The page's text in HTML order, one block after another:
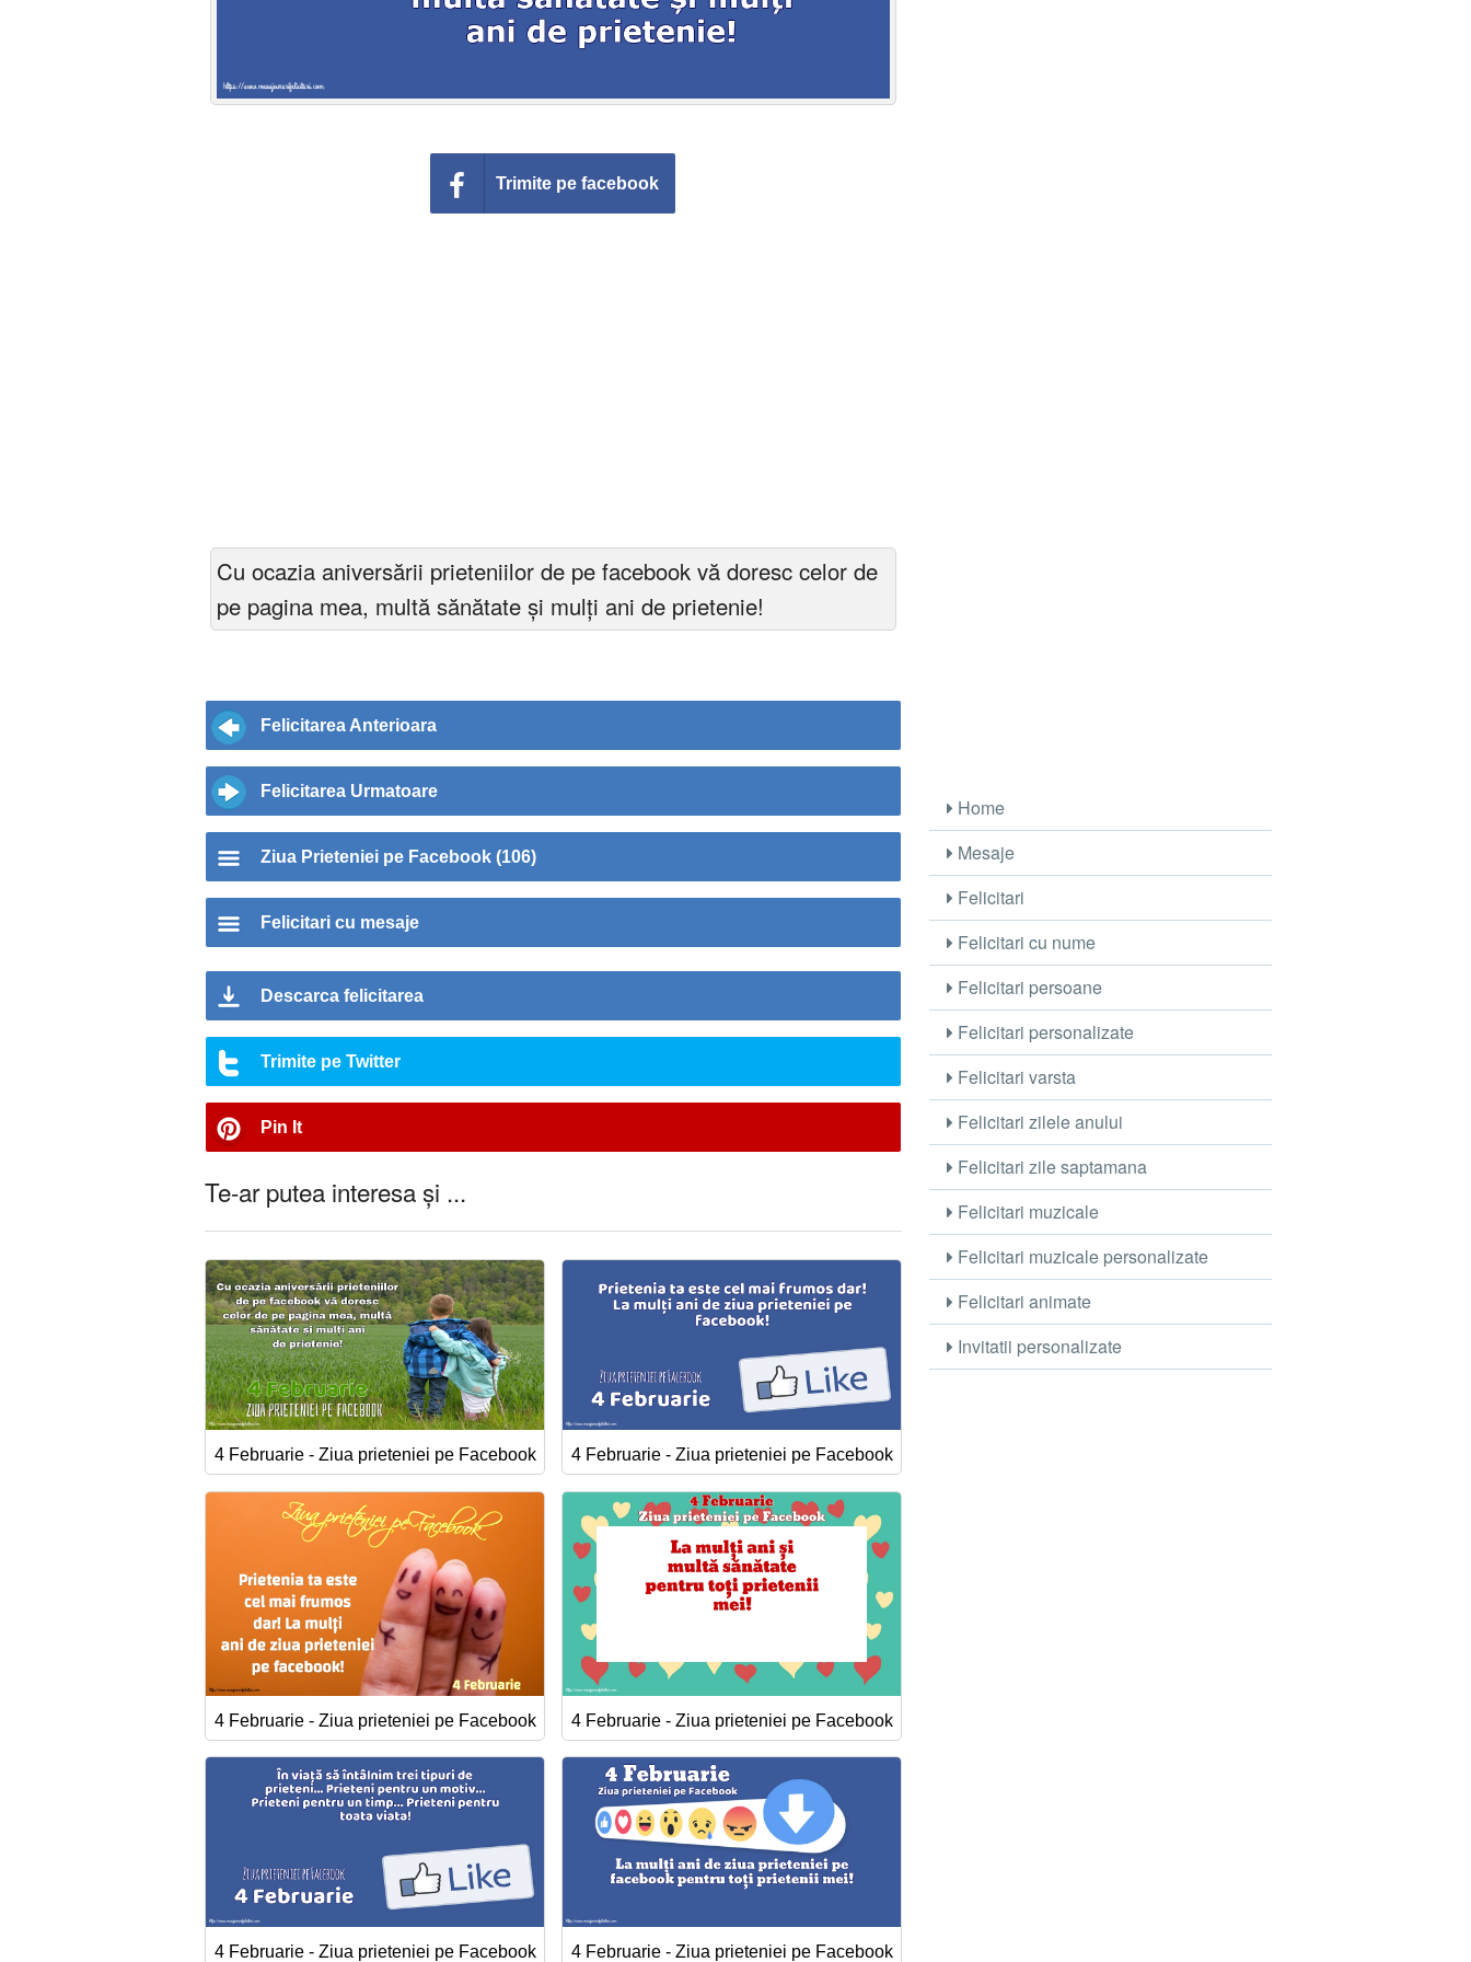
Trimite pe facebook
Cu ocazia aniversării prieteniilor de pe facebook vă doresc celor de
pe pagina mea, multă sănătate și mulți ani de prietenie!
Felicitarea Anterioara
Felicitarea Urmatoare
Ziua Prieteniei pe Facebook (106)
Felicitari cu mesaje
Descarca felicitarea
Trimite pe Twitter
Pin It
Te-ar putea interesa și ...
4 Februarie - Ziua prieteniei pe Facebook 4 Februarie - Ziua prieteniei pe Facebook
4 Februarie - Ziua prieteniei pe Facebook 4 Februarie - Ziua prieteniei pe Facebook
4 Februarie - Ziua prieteniei pe Facebook 4 Februarie - Ziua prieteniei pe Facebook
Home
Mesaje
Felicitari
Felicitari cu nume
Felicitari persoane
Felicitari personalizate
Felicitari varsta
Felicitari zilele anului
Felicitari zile saptamana
Felicitari muzicale
Felicitari muzicale personalizate
Felicitari animate
Invitatii personalizate